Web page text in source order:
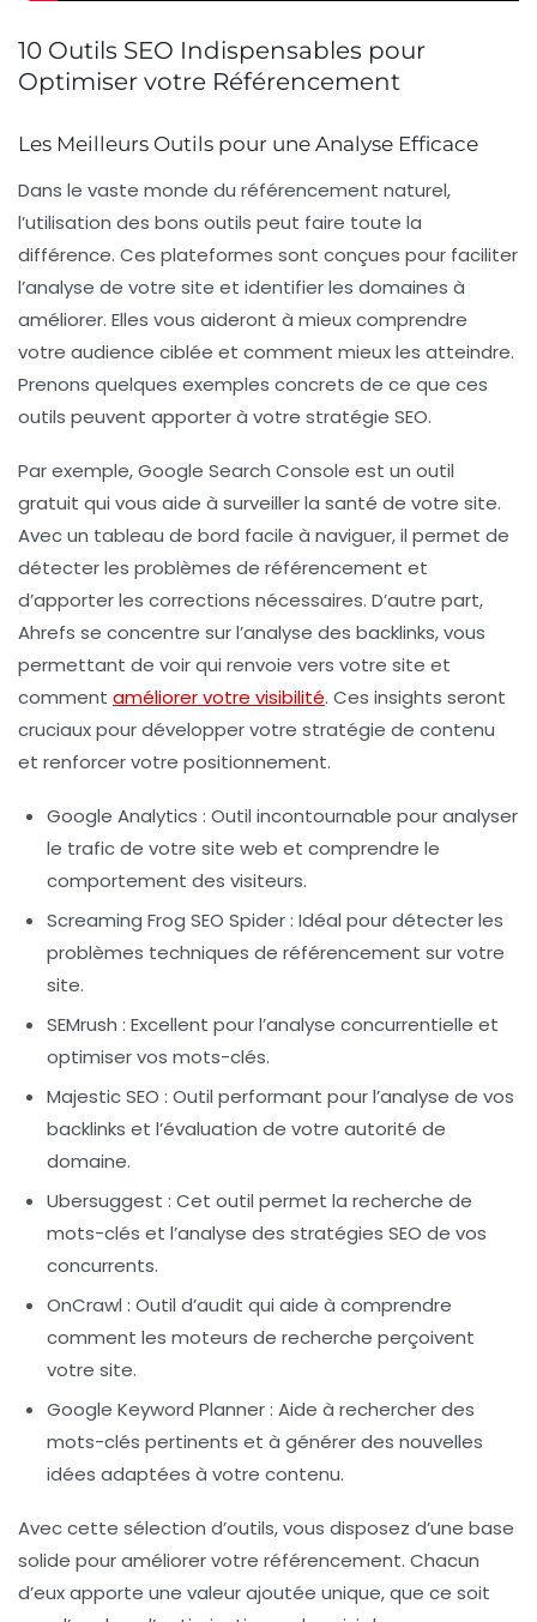
10 Outils SEO Indispensables pour
Optimiser votre Référencement
Les Meilleurs Outils pour une Analyse Efficace
Dans le vaste monde du référencement naturel,
l’utilisation des bons outils peut faire toute la
différence. Ces plateformes sont conçues pour faciliter
l’analyse de votre site et identifier les domaines à
améliorer. Elles vous aideront à mieux comprendre
votre audience ciblée et comment mieux les atteindre.
Prenons quelques exemples concrets de ce que ces
outils peuvent apporter à votre stratégie SEO.
Par exemple,Google Search Console est un outil
gratuit qui vous aide à surveiller la santé de votre site.
Avec un tableau de bord facile à naviguer, il permet de
détecter les problèmes de référencement et
d’apporter les corrections nécessaires. D’autre part,
Ahrefs se concentre sur l’analyse des backlinks, vous
permettant de voir qui renvoie vers votre site et
comment améliorer votre visibilité. Ces insights seront
cruciaux pour développer votre stratégie de contenu
et renforcer votre positionnement.
Google Analytics : Outil incontournable pour analyser
le trafic de votre site web et comprendre le
comportement des visiteurs.
Screaming Frog SEO Spider: Idéal pour détecter les
problèmes techniques de référencement sur votre
site.
SEMrush : Excellent pour l’analyse concurrentielle et
optimiser vos mots-clés.
Majestic SEO : Outil performant pour l’analyse de vos
backlinks et l’évaluation de votre autorité de
domaine.
Ubersuggest : Cet outil permet la recherche de
mots-clés et l’analyse des stratégies SEO de vos
concurrents.
OnCrawl : Outil d’audit qui aide à comprendre
comment les moteurs de recherche perçoivent
votre site.
Google Keyword Planner: Aide à rechercher des
mots-clés pertinents et à générer des nouvelles
idées adaptées à votre contenu.
Avec cette sélection d’outils, vous disposez d’une base
solide pour améliorer votre référencement. Chacun
d’eux apporte une valeur ajoutée unique, que ce soit